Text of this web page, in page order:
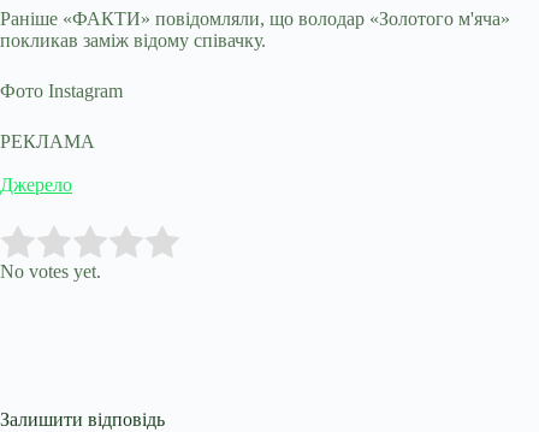
Раніше «ФАКТИ» повідомляли, що володар «Золотого м'яча»
покликав заміж відому співачку.
Фото Instagram
РЕКЛАМА
Джерело
Rate this item:
No votes yet.
Залишити відповідь